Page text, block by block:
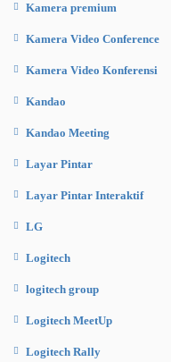
Kamera premium
Kamera Video Conference
Kamera Video Konferensi
Kandao
Kandao Meeting
Layar Pintar
Layar Pintar Interaktif
LG
Logitech
logitech group
Logitech MeetUp
Logitech Rally